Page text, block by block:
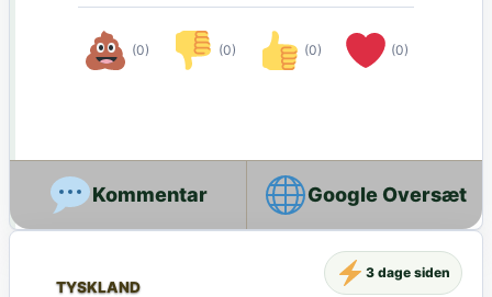
(0) (0) (0) (0)
Google Oversæt
TYSKLAND
3 dage siden